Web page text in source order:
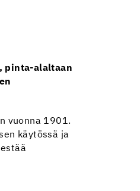
pinta-alaltaan
vuonna 1901.
käytössä ja